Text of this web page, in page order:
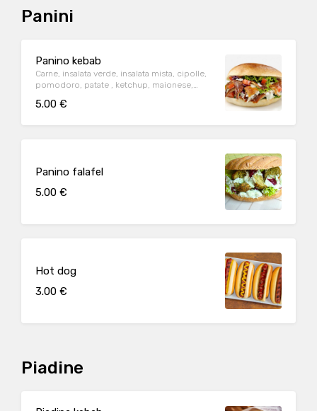
Panini
Panino kebab
Carne, insalata verde, insalata mista, cipolle,
pomodoro, patate , ketchup, maionese,
5.00 €
Panino falafel
5.00 €
Hot dog
3.00 €
Piadine